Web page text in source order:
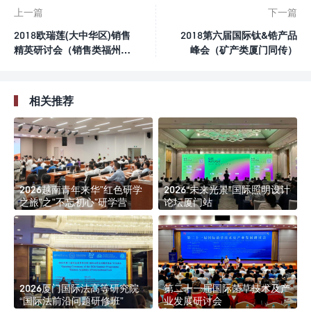
上一篇
2018欧瑞莲(大中华区)销售
精英研讨会（销售类福州同
下一篇
2018第六届国际钛&锆产品
峰会（矿产类厦门同传）
相关推荐
2026越南青年来华”红色研学
之旅”之”不忘初心”研学营
2026“未来光景”国际照明设计
论坛厦门站
2026厦门国际法高等研究院
“国际法前沿问题研修班”
第二十一届国际菌草技术及产
业发展研讨会